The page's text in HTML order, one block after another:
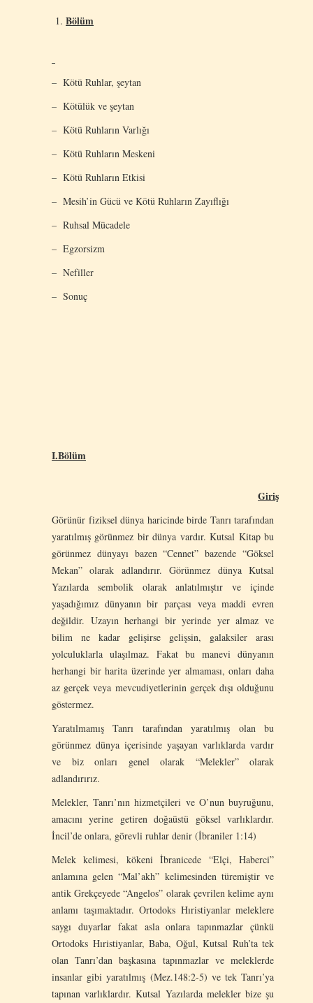
Bölüm
– Kötü Ruhlar, şeytan
– Kötülük ve şeytan
– Kötü Ruhların Varlığı
– Kötü Ruhların Meskeni
– Kötü Ruhların Etkisi
– Mesih’in Gücü ve Kötü Ruhların Zayıflığı
– Ruhsal Mücadele
– Egzorsizm
– Nefiller
– Sonuç
I.Bölüm
Giriş
Görünür fiziksel dünya haricinde birde Tanrı tarafından
yaratılmış görünmez bir dünya vardır. Kutsal Kitap bu
görünmez dünyayı bazen “Cennet” bazende “Göksel
Mekan” olarak adlandırır. Görünmez dünya Kutsal
Yazılarda sembolik olarak anlatılmıştır ve içinde
yaşadığımız dünyanın bir parçası veya maddi evren
değildir. Uzayın herhangi bir yerinde yer almaz ve
bilim ne kadar gelişirse gelişsin, galaksiler arası
yolculuklarla ulaşılmaz. Fakat bu manevi dünyanın
herhangi bir harita üzerinde yer almaması, onları daha
az gerçek veya mevcudiyetlerinin gerçek dışı olduğunu
göstermez.
Yaratılmamış Tanrı tarafından yaratılmış olan bu
görünmez dünya içerisinde yaşayan varlıklarda vardır
ve biz onları genel olarak “Melekler” olarak
adlandırırız.
Melekler, Tanrı’nın hizmetçileri ve O’nun buyruğunu,
amacını yerine getiren doğaüstü göksel varlıklardır.
İncil’de onlara, görevli ruhlar denir (İbraniler 1:14)
Melek kelimesi, kökeni İbranicede “Elçi, Haberci”
anlamına gelen “Mal’akh” kelimesinden türemiştir ve
antik Grekçeyede “Angelos” olarak çevrilen kelime aynı
anlamı taşımaktadır. Ortodoks Hıristiyanlar meleklere
saygı duyarlar fakat asla onlara tapınmazlar çünkü
Ortodoks Hıristiyanlar, Baba, Oğul, Kutsal Ruh’ta tek
olan Tanrı’dan başkasına tapınmazlar ve meleklerde
insanlar gibi yaratılmış (Mez.148:2-5) ve tek Tanrı’ya
tapınan varlıklardır. Kutsal Yazılarda melekler bize şu